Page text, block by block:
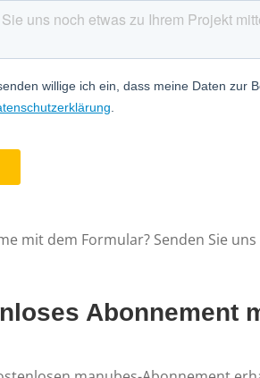
mit dem Formular? Senden Sie
Abonnement